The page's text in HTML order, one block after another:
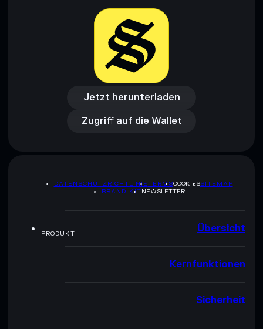
Jetzt herunterladen
Jetzt herunterladen
Zugriff auf die Wallet
Zugriff auf die Wallet
DATENSCHUTZRICHTLINIETERMSCOOKIESSITEMAP
BRAND-KITNEWSLETTER
PRODUKT Übersicht
Kernfunktionen
Sicherheit